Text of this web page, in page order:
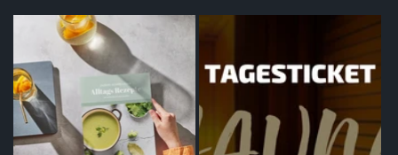
Preis
Preis